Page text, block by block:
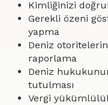
Kimliğinizi
Gerekli özeni
yapma
Deniz
raporlama
Deniz
tutulması
Vergi